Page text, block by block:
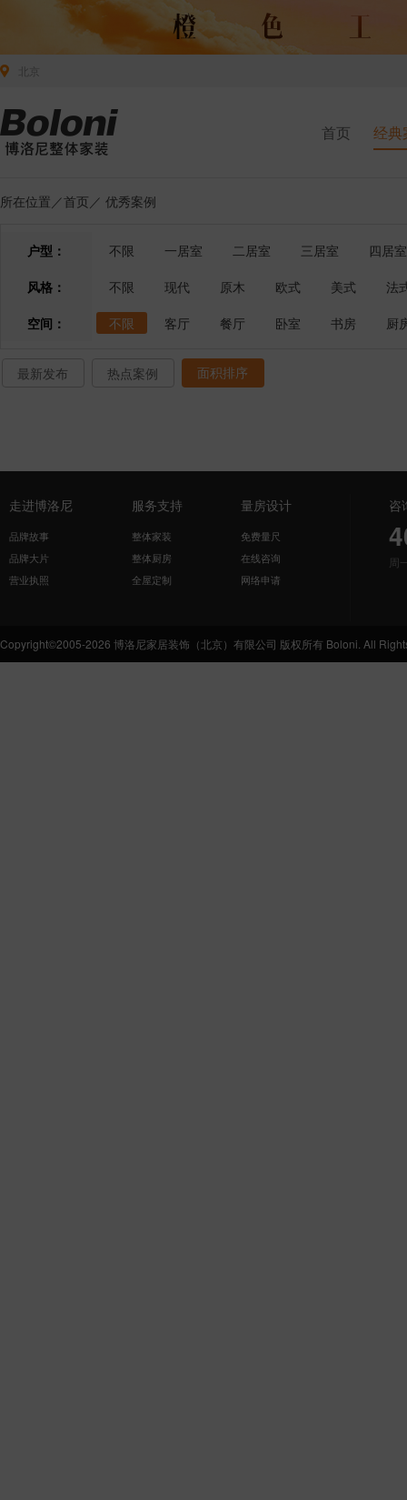
首页 经典
所在位置／首页 ／ 优秀案例
户型： 不限 一居室 二居室 三居室
四居室
风格：
不限 现代 原木 欧式 美式
法
空间：
不限 客厅 餐厅 卧室 书房 厨
最新发布 热点案例 面积排序
走进博洛尼
品牌故事
品牌大片
营业执照
服务支持
整体家装
整体厨房
全屋定制
量房设计
免费量尺
在线咨询
网络申请
咨
周
Copyright©2005-2026 博洛尼家居装饰（北京）有限公司 版权所有 Boloni. All